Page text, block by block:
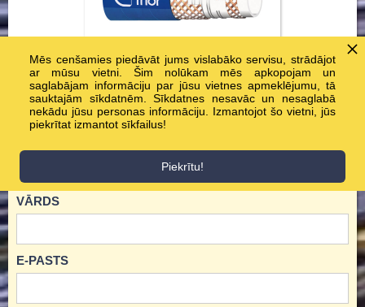
GALAFLEX-076
PASŪTĪT PRODUKTU!
VĀRDS
E-PASTS
Mēs cenšamies piedāvāt jums vislabāko servisu, strādājot
ar mūsu vietni. Šim nolūkam mēs apkopojam un
saglabājam informāciju par jūsu vietnes apmeklējumu, tā
sauktajām sīkdatnēm. Sīkdatnes nesavāc un nesaglabā
nekādu jūsu personas informāciju. Izmantojot šo vietni, jūs
piekrītat izmantot sīkfailus!
Piekrītu!